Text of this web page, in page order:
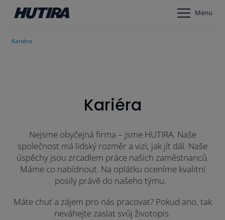
Menu
Kariéra
Kariéra
Nejsme obyčejná firma – jsme HUTIRA. Naše
společnost má lidský rozměr a vizi, jak jít dál. Naše
úspěchy jsou zrcadlem práce našich zaměstnanců.
Máme co nabídnout. Na oplátku oceníme kvalitní
posily právě do našeho týmu.
Máte chuť a zájem pro nás pracovat? Pokud ano, tak
neváhejte zaslat svůj životopis.